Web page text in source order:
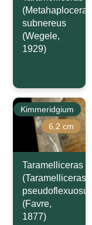
(Metahaploceras)
subnereus
(Wegele,
1929)
Kimmeridgium
6,2 cm
Taramelliceras
(Taramelliceras)
pseudoflexuosum
(Favre,
1877)